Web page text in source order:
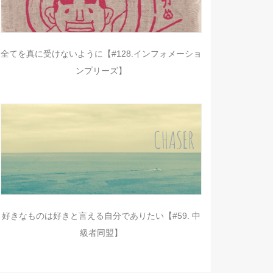
全てを真に受けないように【#128.インフォメーショ
ンプリーズ】
好きなものは好きと言える自分でありたい【#59. 中
級者同盟】